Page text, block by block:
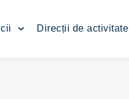
Direcții de activitate